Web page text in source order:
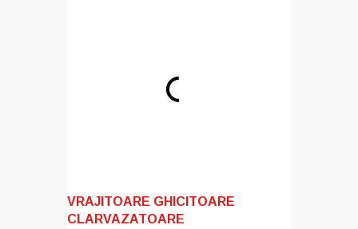
VRAJITOARE GHICITOARE
CLARVAZATOARE